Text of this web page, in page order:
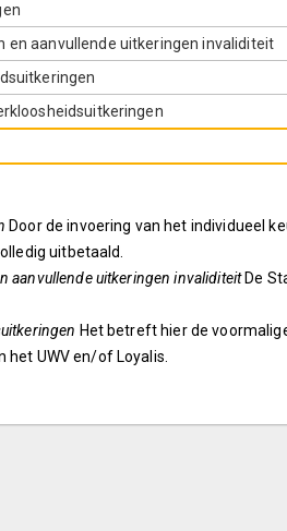
en aanvullende uitkeringen invaliditeit
Door de invoering van het individueel
uitbetaald.
aanvullende uitkeringen invaliditeit De
Het betreft hier de
het UWV en/of Loyalis.